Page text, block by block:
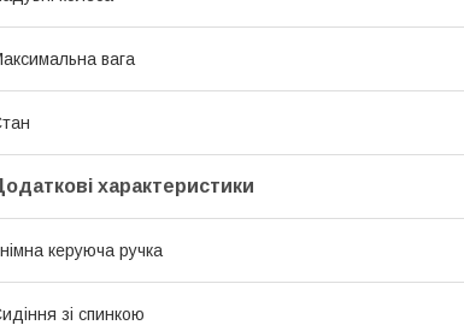
вага
характеристики
керуюча ручка
зі спинкою